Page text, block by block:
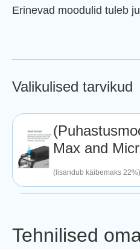
Erinevad moodulid tuleb
Valikulised tarvikud
Max and
(lisandub käibemaks 22%)
Tehnilised